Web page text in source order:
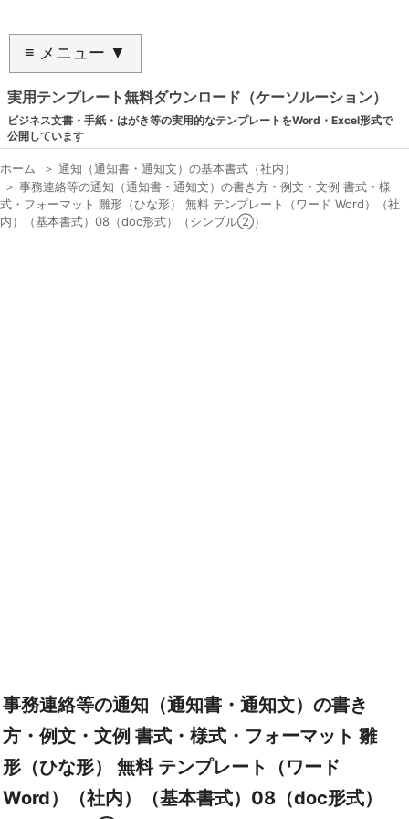
≡ メニュー ▼
実用テンプレート無料ダウンロード（ケーソルーション）
ビジネス文書・手紙・はがき等の実用的なテンプレートをWord・Excel形式で
公開しています
ホーム ＞ 通知（通知書・通知文）の基本書式（社内）
＞ 事務連絡等の通知（通知書・通知文）の書き方・例文・文例 書式・様
式・フォーマット 雛形（ひな形） 無料 テンプレート（ワード Word）（社
内）（基本書式）08（doc形式）（シンプル②）
事務連絡等の通知（通知書・通知文）の書き
方・例文・文例 書式・様式・フォーマット 雛
形（ひな形） 無料 テンプレート（ワード
Word）（社内）（基本書式）08（doc形式）